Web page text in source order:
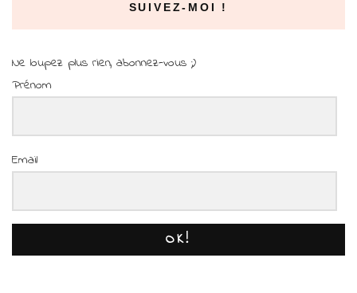
SUIVEZ-MOI !
Ne loupez plus rien, abonnez-vous ;)
Prénom
Email
OK!